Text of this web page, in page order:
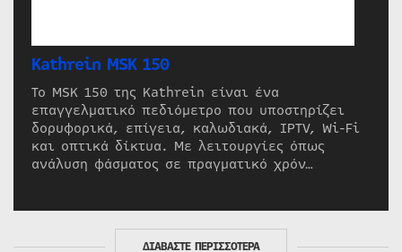
Kathrein MSK 150
Το MSK 150 της Kathrein είναι ένα
επαγγελματικό πεδιόμετρο που υποστηρίζει
δορυφορικά, επίγεια, καλωδιακά, IPTV, Wi-Fi
και οπτικά δίκτυα. Με λειτουργίες όπως
ανάλυση φάσματος σε πραγματικό χρόν…
ΔΙΑΒΑΣΤΕ ΠΕΡΙΣΣΟΤΕΡΑ